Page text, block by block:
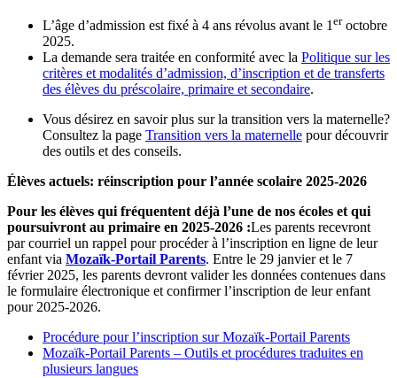
L’âge d’admission est fixé à 4 ans révolus avant le 1 eroctobre
2025.
La demande sera traitée en conformité avec la Politique sur les
critères et modalités d’admission, d’inscription et de transferts
des élèves du préscolaire, primaire et secondaire.
Vous désirez en savoir plus sur la transition vers la maternelle?
Consultez la page Transition vers la maternelle pour découvrir
des outils et des conseils.
Élèves actuels: réinscription pour l’année scolaire 2025-2026
Pour les élèves qui fréquentent déjà l’une de nos écoles et qui
poursuivront au primaire en 2025-2026 :Les parents recevront
par courriel un rappel pour procéder à l’inscription en ligne de leur
enfant via Mozaïk-Portail Parents. Entre le 29 janvier et le 7
février 2025, les parents devront valider les données contenues dans
le formulaire électronique et confirmer l’inscription de leur enfant
pour 2025-2026.
Procédure pour l’inscription sur Mozaïk-Portail Parents
Mozaïk-Portail Parents – Outils et procédures traduites en
plusieurs langues